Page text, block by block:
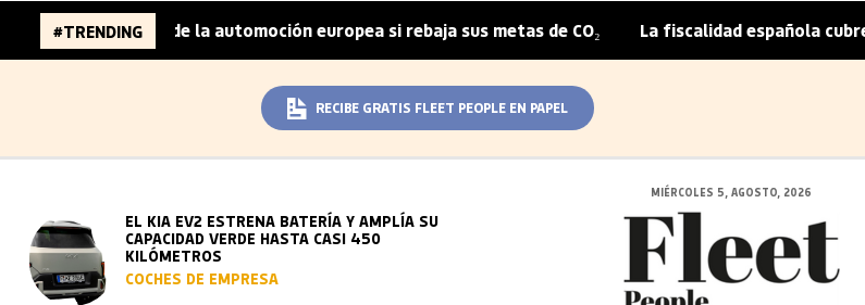
#TRENDING
de la automoción europea si rebaja sus metas de CO₂ | La fiscalidad española cubre menos de
RECIBE GRATIS FLEET PEOPLE EN PAPEL
EL KIA EV2 ESTRENA BATERÍA Y AMPLÍA SU
CAPACIDAD VERDE HASTA CASI 450
KILÓMETROS
COCHES DE EMPRESA
MIÉRCOLES 5, AGOSTO, 2026